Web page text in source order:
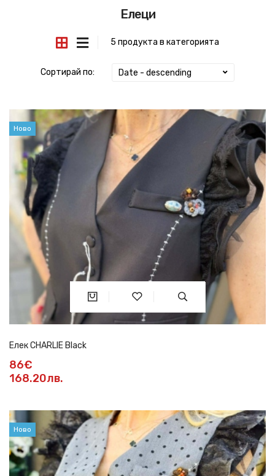
Елеци
5 продукта в категорията
Сортирай по: Date - descending
Ново
Елек CHARLIE Black
86€
168.20лв.
Ново